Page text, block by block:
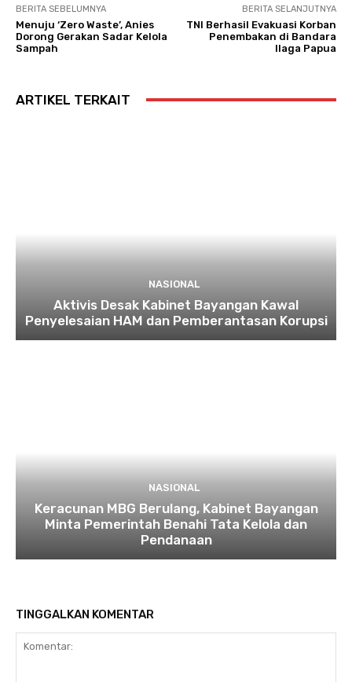
BERITA SEBELUMNYA
Menuju ‘Zero Waste’, Anies
Dorong Gerakan Sadar Kelola
Sampah
BERITA SELANJUTNYA
TNI Berhasil Evakuasi Korban
Penembakan di Bandara
Ilaga Papua
ARTIKEL TERKAIT
NASIONAL
Aktivis Desak Kabinet Bayangan Kawal
Penyelesaian HAM dan Pemberantasan Korupsi
NASIONAL
Keracunan MBG Berulang, Kabinet Bayangan
Minta Pemerintah Benahi Tata Kelola dan
Pendanaan
TINGGALKAN KOMENTAR